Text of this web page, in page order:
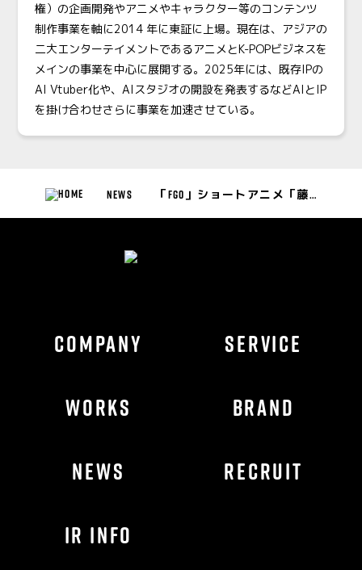
権）の企画開発やアニメやキャラクター等のコンテンツ
制作事業を軸に2014 年に東証に上場。現在は、アジアの
二大エンターテイメントであるアニメとK-POPビジネスを
メインの事業を中心に展開する。2025年には、既存IPの
AI Vtuber化や、AIスタジオの開設を発表するなどAIとIP
を掛け合わせさらに事業を加速させている。
NEWS 「FGO」ショートアニメ「藤丸立香はわからない」Season3が配信決定！
COMPANY SERVICE
WORKS BRAND
NEWS RECRUIT
IR INFO